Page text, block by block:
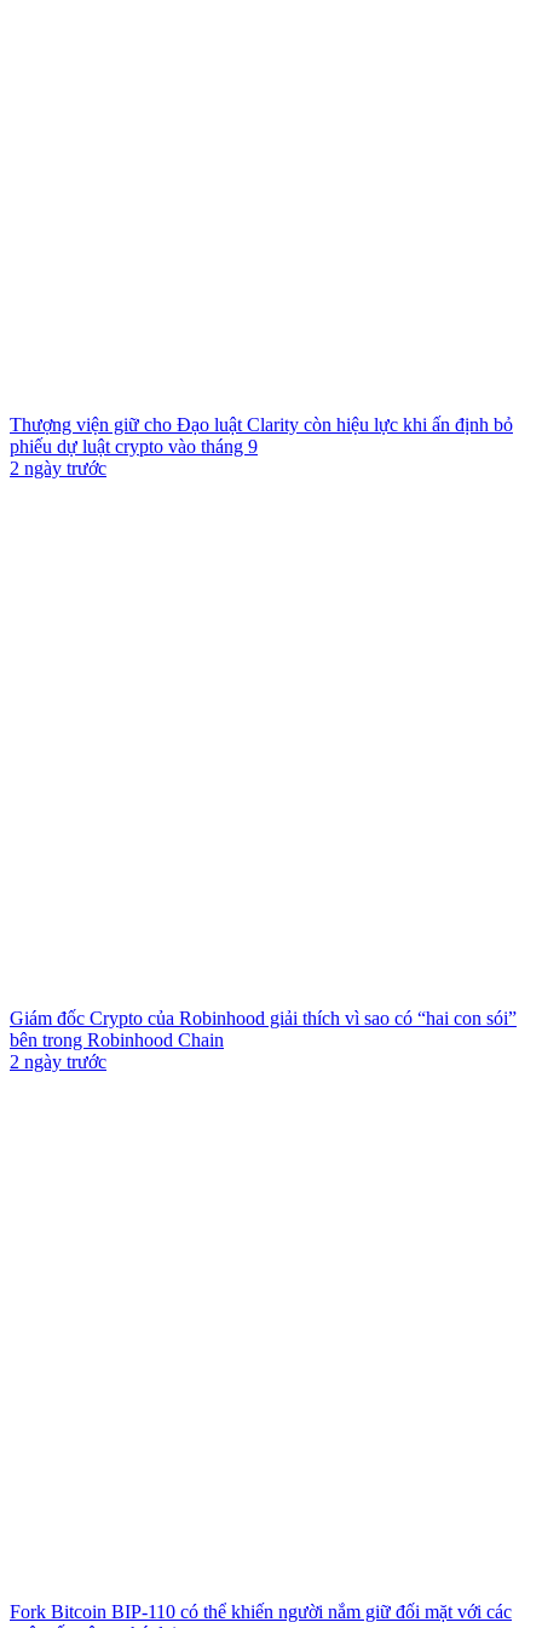
Thượng viện giữ cho Đạo luật Clarity còn hiệu lực khi ấn định bỏ
phiếu dự luật crypto vào tháng 9
2 ngày trước
Giám đốc Crypto của Robinhood giải thích vì sao có “hai con sói”
bên trong Robinhood Chain
2 ngày trước
Fork Bitcoin BIP-110 có thể khiến người nắm giữ đối mặt với các